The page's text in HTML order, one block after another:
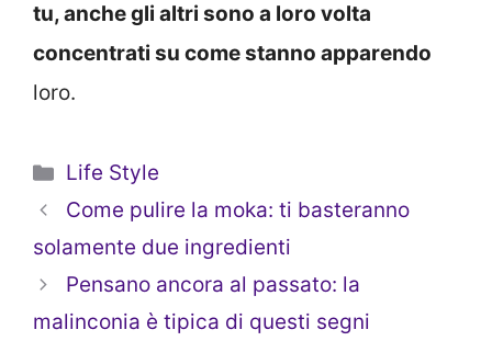
tu, anche gli altri sono a loro volta
concentrati su come stanno apparendo
loro.
Categorie
Life Style
Come pulire la moka: ti basteranno
solamente due ingredienti
Pensano ancora al passato: la
malinconia è tipica di questi segni